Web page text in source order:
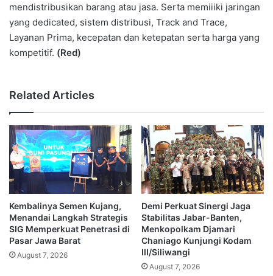
mendistribusikan barang atau jasa. Serta memiiiki jaringan
yang dedicated, sistem distribusi, Track and Trace,
Layanan Prima, kecepatan dan ketepatan serta harga yang
kompetitif. (Red)
Related Articles
Kembalinya Semen Kujang,
Menandai Langkah Strategis
SIG Memperkuat Penetrasi di
Pasar Jawa Barat
August 7, 2026
Demi Perkuat Sinergi Jaga
Stabilitas Jabar-Banten,
Menkopolkam Djamari
Chaniago Kunjungi Kodam
III/Siliwangi
August 7, 2026